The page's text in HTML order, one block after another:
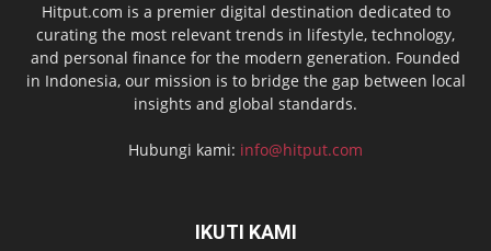
Hitput.com is a premier digital destination dedicated to
curating the most relevant trends in lifestyle, technology,
and personal finance for the modern generation. Founded
in Indonesia, our mission is to bridge the gap between local
insights and global standards.
Hubungi kami: info@hitput.com
IKUTI KAMI